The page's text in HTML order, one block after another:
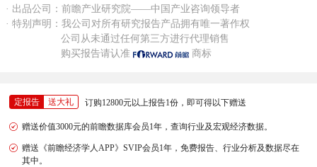
· 出品公司：前瞻产业研究院——中国产业咨询领导者
· 特别声明：我公司对所有研究报告产品拥有唯一著作权
公司从未通过任何第三方进行代理销售
购买报告请认准
商标
定报告 送大礼 订购12800元以上报告1份，即可得以下赠送
赠送价值3000元的前瞻数据库会员1年，查询行业及宏观经济数据。
赠送《前瞻经济学人APP》SVIP会员1年，免费报告、行业分析及数据尽在
其中。